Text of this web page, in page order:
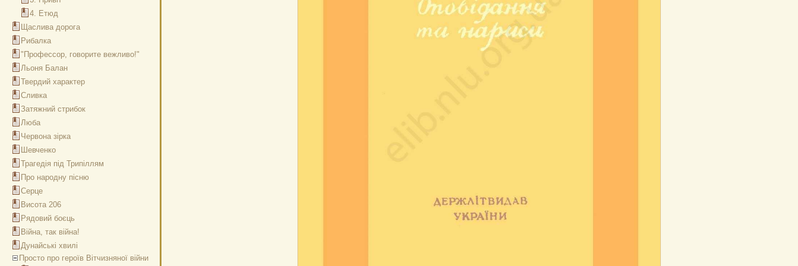
4. Етюд
Щаслива дорога
Рибалка
"Профессор, говорите вежливо!"
Льоня Балан
Твердий характер
Сливка
Затяжний стрибок
Люба
Червона зірка
Шевченко
Трагедія під Трипіллям
Про народну пісню
Серце
Висота 206
Рядовий боєць
Війна, так війна!
Дунайські хвилі
Просто про героїв Вітчизняної війни